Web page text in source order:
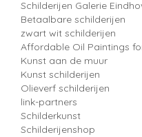
Schilderijen Galerie
Betaalbare schilderijen
zwart wit schilderijen
Affordable Oil Paintings
Kunst aan de muur
Kunst schilderijen
Olieverf schilderijen
link-partners
Schilderkunst
Schilderijenshop